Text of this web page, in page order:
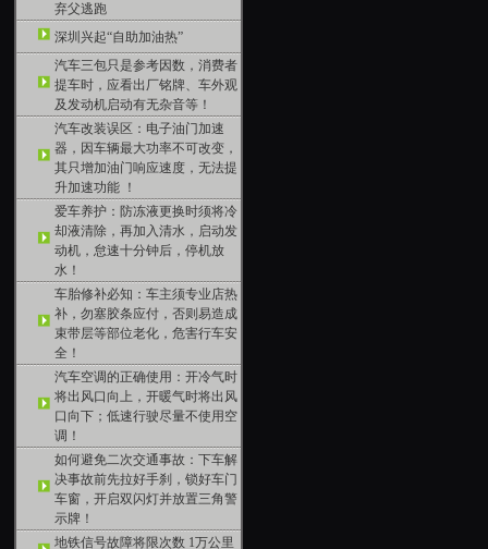
弃父逃跑
深圳兴起“自助加油热”
汽车三包只是参考因数，消费者
提车时，应看出厂铭牌、车外观
及发动机启动有无杂音等！
汽车改装误区：电子油门加速
器，因车辆最大功率不可改变，
其只增加油门响应速度，无法提
升加速功能 ！
爱车养护：防冻液更换时须将冷
却液清除，再加入清水，启动发
动机，怠速十分钟后，停机放
水！
车胎修补必知：车主须专业店热
补，勿塞胶条应付，否则易造成
束带层等部位老化，危害行车安
全！
汽车空调的正确使用：开冷气时
将出风口向上，开暖气时将出风
口向下；低速行驶尽量不使用空
调！
如何避免二次交通事故：下车解
决事故前先拉好手刹，锁好车门
车窗，开启双闪灯并放置三角警
示牌！
地铁信号故障将限次数 1万公里